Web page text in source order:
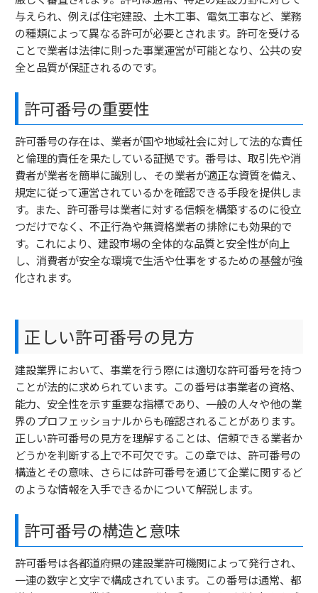
与えられ、例えば住宅建設、土木工事、電気工事など、業務
の種類によって異なる許可が必要とされます。許可を受ける
ことで業者は法律に則った事業運営が可能となり、公共の安
全と品質が保証されるのです。
許可番号の重要性
許可番号の存在は、業者が国や地域社会に対して法的な責任
と倫理的責任を果たしている証拠です。番号は、取引先や消
費者が業者を簡単に識別し、その業者が適正な資質を備え、
規定に従って運営されているかを確認できる手段を提供しま
す。また、許可番号は業者に対する信頼を構築するのに役立
つだけでなく、不正行為や無資格業者の排除にも効果的で
す。これにより、建設市場の全体的な品質と安全性が向上
し、消費者が安全な環境で生活や仕事をするための基盤が強
化されます。
正しい許可番号の見方
建設業界において、事業を行う際には適切な許可番号を持つ
ことが法的に求められています。この番号は事業者の資格、
能力、安全性を示す重要な指標であり、一般の人々や他の業
界のプロフェッショナルからも確認されることがあります。
正しい許可番号の見方を理解することは、信頼できる業者か
どうかを判断する上で不可欠です。この章では、許可番号の
構造とその意味、さらには許可番号を通じて企業に関するど
のような情報を入手できるかについて解説します。
許可番号の構造と意味
許可番号は各都道府県の建設業許可機関によって発行され、
一連の数字と文字で構成されています。この番号は通常、都